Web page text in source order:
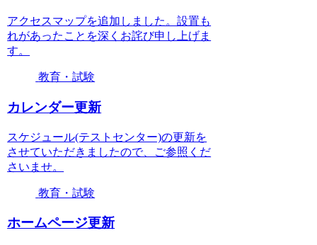
アクセスマップを追加しました。設置も
れがあったことを深くお詫び申し上げま
す。
教育・試験
カレンダー更新
スケジュール(テストセンター)の更新を
させていただきましたので、ご参照くだ
さいませ。
教育・試験
ホームページ更新